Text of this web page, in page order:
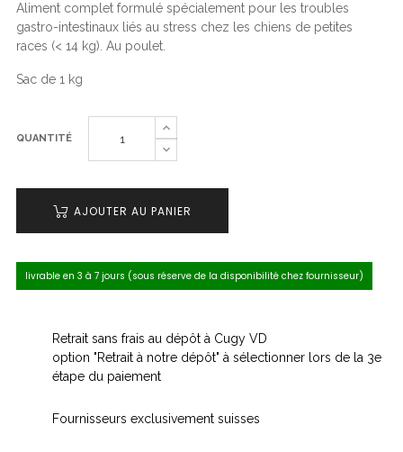
Aliment complet formulé spécialement pour les troubles
gastro-intestinaux liés au stress chez les chiens de petites
races (< 14 kg). Au poulet.
Sac de 1 kg
QUANTITÉ
AJOUTER AU PANIER
livrable en 3 à 7 jours (sous réserve de la disponibilité chez fournisseur)
Retrait sans frais au dépôt à Cugy VD
option "Retrait à notre dépôt" à sélectionner lors de la 3e
étape du paiement
Fournisseurs exclusivement suisses